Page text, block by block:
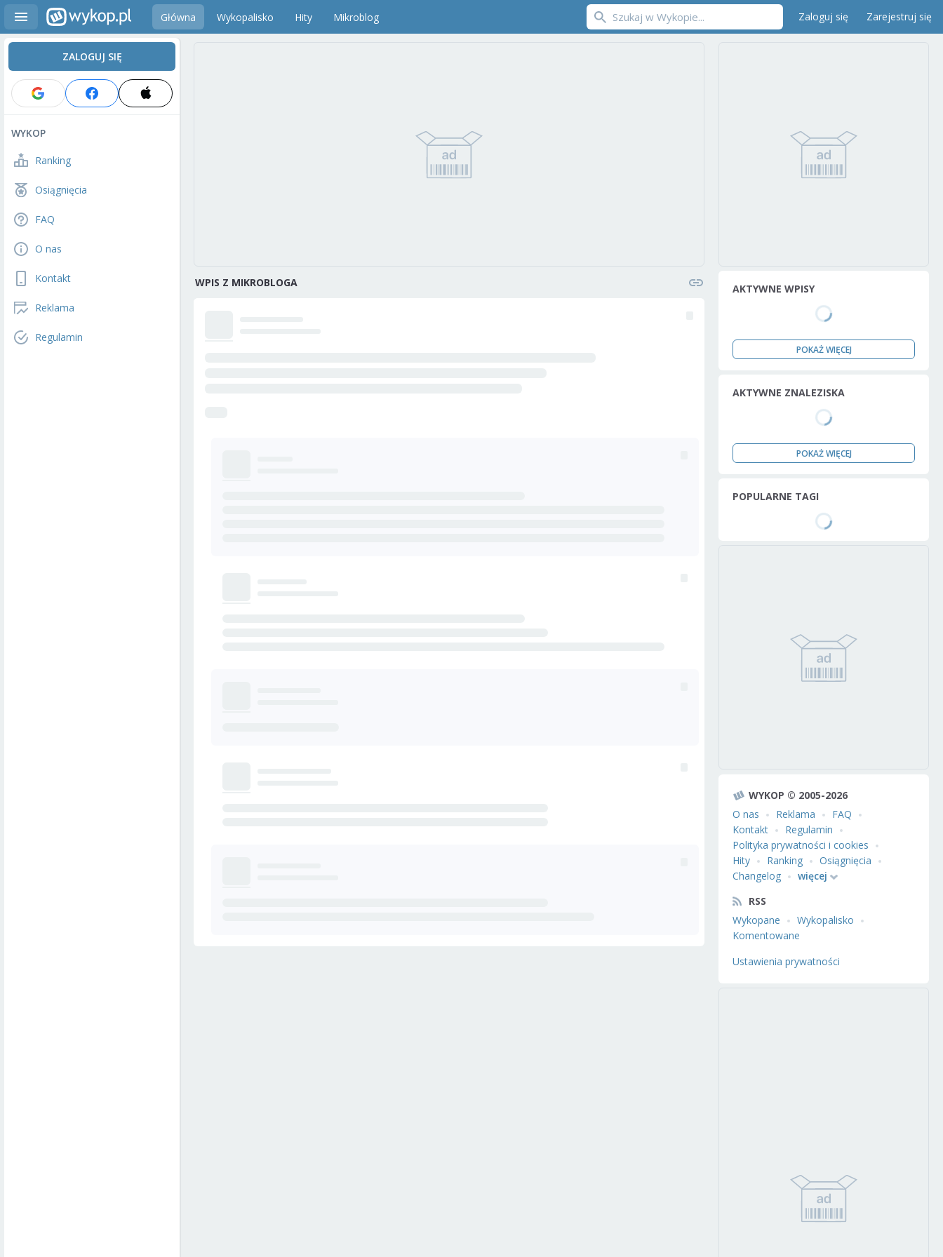
Główna Wykopalisko Hity Mikroblog Zaloguj się Zarejestruj się
ZALOGUJ SIĘ
WYKOP
Ranking
Osiągnięcia
FAQ
O nas
Kontakt
Reklama
Regulamin
WPIS Z MIKROBLOGA AKTYWNE WPISY
POKAŻ WIĘCEJ
AKTYWNE ZNALEZISKA
POKAŻ WIĘCEJ
POPULARNE TAGI
WYKOP © 2005-2026
O nas
Reklama
FAQ
Kontakt
Regulamin
Polityka prywatności i cookies
Hity
Ranking
Osiągnięcia
Changelog
więcej
RSS
Wykopane
Wykopalisko
Komentowane
Ustawienia prywatności